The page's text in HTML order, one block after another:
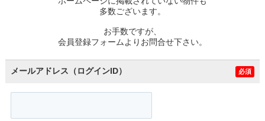
多数ございます。
お手数ですが、
会員登録フォームよりお問合せ下さい。
メールアドレス（ログインID） 必須